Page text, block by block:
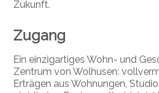
Zukunft.
Zugang
Ein einzigartiges Wohn- und
Zentrum von Wolhusen:
Erträgen aus Wohnungen,